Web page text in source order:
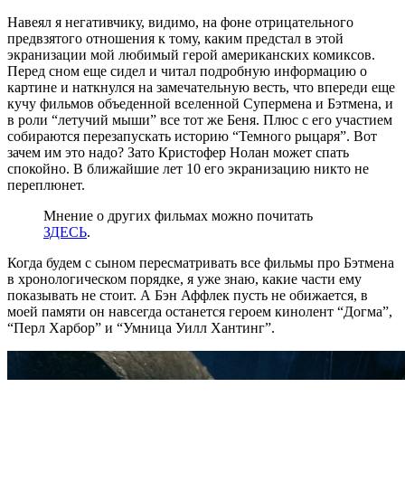
Навеял я негативчику, видимо, на фоне отрицательного
предвзятого отношения к тому, каким предстал в этой
экранизации мой любимый герой американских комиксов.
Перед сном еще сидел и читал подробную информацию о
картине и наткнулся на замечательную весть, что впереди еще
кучу фильмов объеденной вселенной Супермена и Бэтмена, и
в роли “летучий мыши” все тот же Беня. Плюс с его участием
собираются перезапускать историю “Темного рыцаря”. Вот
зачем им это надо? Зато Кристофер Нолан может спать
спокойно. В ближайшие лет 10 его экранизацию никто не
переплюнет.
Мнение о других фильмах можно почитать
ЗДЕСЬ.
Когда будем с сыном пересматривать все фильмы про Бэтмена
в хронологическом порядке, я уже знаю, какие части ему
показывать не стоит. А Бэн Аффлек пусть не обижается, в
моей памяти он навсегда останется героем кинолент “Догма”,
“Перл Харбор” и “Умница Уилл Хантинг”.